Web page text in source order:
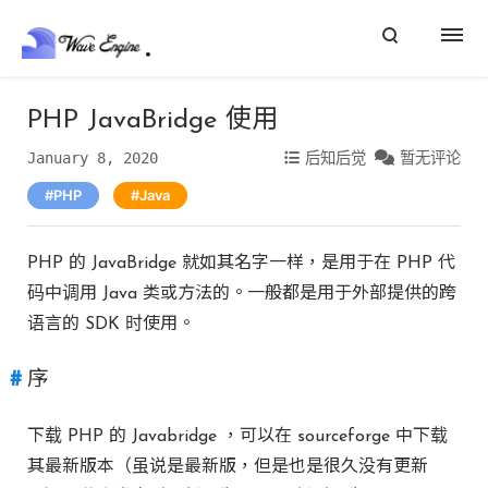
PHP JavaBridge 使用
January 8, 2020 后知后觉 暂无评论
PHP Java
PHP 的 JavaBridge 就如其名字一样，是用于在 PHP 代
码中调用 Java 类或方法的。一般都是用于外部提供的跨
语言的 SDK 时使用。
序
下载 PHP 的 Javabridge ，可以在 sourceforge 中下载
其最新版本（虽说是最新版，但是也是很久没有更新